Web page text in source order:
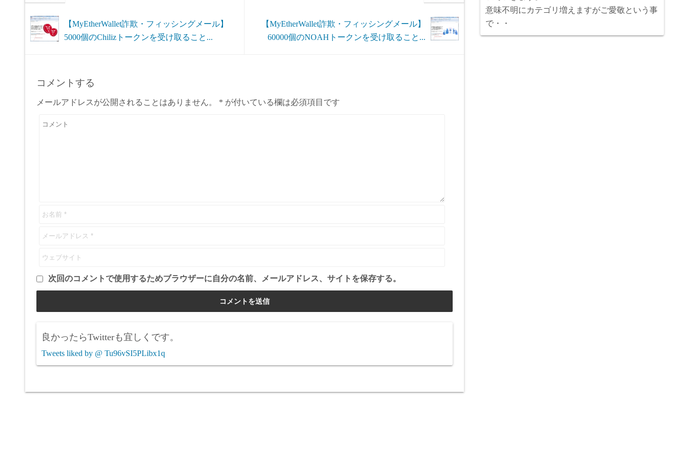
【MyEtherWallet詐欺・フィッシングメール】
5000個のChilizトークンを受け取ること...
【MyEtherWallet詐欺・フィッシングメール】
60000個のNOAHトークンを受け取ること...
コメントする
メールアドレスが公開されることはありません。 * が付いている欄は必須項目です
次回のコメントで使用するためブラウザーに自分の名前、メールアドレス、サイトを保存する。
良かったらTwitterも宜しくです。
Tweets liked by @ Tu96vSI5PLibx1q
意味不明にカテゴリ増えますがご愛敬という事
で・・